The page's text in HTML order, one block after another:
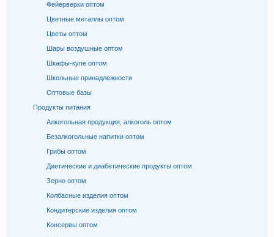
Фейерверки оптом
Цветные металлы оптом
Цветы оптом
Шары воздушные оптом
Шкафы-купе оптом
Школьные принадлежности
Оптовые базы
Продукты питания
Алкогольная продукция, алкоголь оптом
Безалкогольные напитки оптом
Грибы оптом
Диетические и диабетические продукты оптом
Зерно оптом
Колбасные изделия оптом
Кондитерские изделия оптом
Консервы оптом